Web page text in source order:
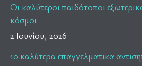
Οι καλύτεροι παιδότοποι
κόσμοι
2 Ιουνίου, 2026
10 καλύτερα επαγγελματικα